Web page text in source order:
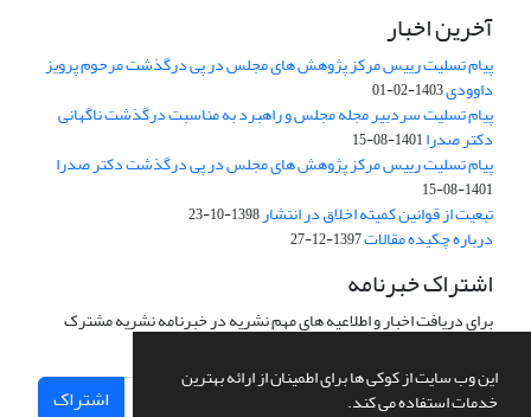
این وب سایت از کوکی ها برای اطمینان از ارائه بهترین
خدمات استفاده می کند.
آخرین اخبار
پیام تسلیت رییس مرکز پژوهش های مجلس در پی درگذشت مرحوم پرویز
داوودی1403-02-01
پیام تسلیت سردبیر مجله مجلس و راهبرد به مناسبت درگذشت ناگهانی
دکتر صدرا1401-08-15
پیام تسلیت رییس مرکز پژوهش های مجلس در پی درگذشت دکتر صدرا
1401-08-15
تبعیت از قوانین کمیته اخلاق در انتشار1398-10-23
درباره چکیده مقالات1397-12-27
اشتراک خبرنامه
برای دریافت اخبار و اطلاعیه های مهم نشریه در خبرنامه نشریه مشترک
اشتراک